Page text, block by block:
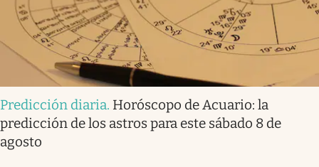
Predicción diaria. Horóscopo de Acuario: la
predicción de los astros para este sábado 8 de
agosto